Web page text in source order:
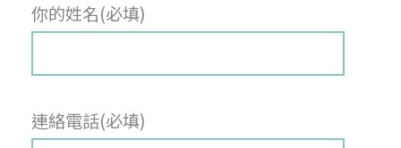
你的姓名(必填)
連絡電話(必填)